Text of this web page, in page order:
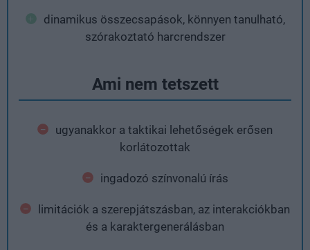
dinamikus összecsapások, könnyen tanulható,
szórakoztató harcrendszer
Ami nem tetszett
ugyanakkor a taktikai lehetőségek erősen
korlátozottak
ingadozó színvonalú írás
limitációk a szerepjátszásban, az interakciókban
és a karaktergenerálásban